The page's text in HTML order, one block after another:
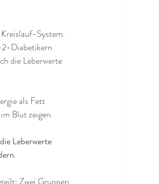
System.
2-Diabetikern
die Leberwerte
als Fett
Blut zeigen.
Leberwerte